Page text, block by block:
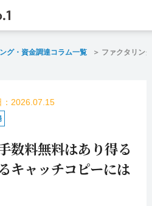
お問い合わせ
福岡支店HP
グ・資金調達コラム一覧 ファクタリン
2026.07.15
数料無料はあり得る
キャッチコピーには